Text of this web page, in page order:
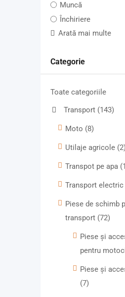
Muncă
Închiriere
Arată mai multe
Categorie
Toate categoriile
Transport (143)
Моtо (8)
Utilaje agricole (2)
Transpot pe apa
Transport electric
Piese de schimb
transport (72)
Piese și
pentru
Piese și
(7)